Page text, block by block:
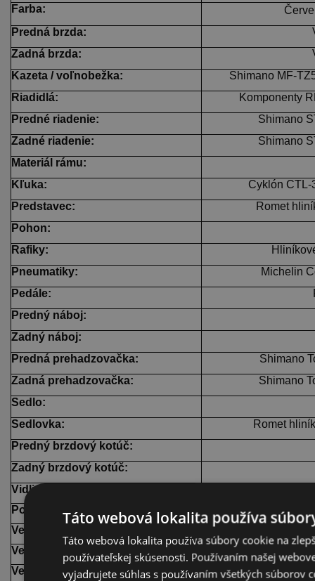
Farba:
Predná brzda:
Zadná brzda:
Kazeta / voľnobežka:
Shimano MF-
Riadidlá:
Komponenty
Predné riadenie:
Shimano
Zadné riadenie:
Shimano
Materiál rámu:
Kľuka:
Cyklón CTL-
Predstavec:
Romet
Pohon:
Rafiky:
Pneumatiky:
Michelin
Pedále:
Predný náboj:
Zadný náboj:
Predná prehadzovačka:
Shimano
Zadná prehadzovačka:
Shimano
Sedlo:
Sedlovka:
Romet
Predný brzdový kotúč:
Zadný brzdový kotúč:
Vidlica:
Pohlavie:
Veľkosť:
Veľkosť (palce):
Veľkosť kolesa:
Táto webová lokalita používa
Táto webová lokalita používa súbory cookie na
používateľskej skúsenosti. Používaním našej
vyjadrujete súhlas s používaním všetkých súborov